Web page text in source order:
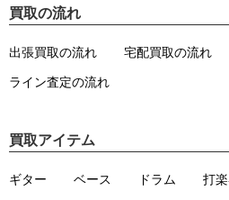
買取の流れ
出張買取の流れ 宅配買取の流れ
ライン査定の流れ
買取アイテム
ギター ベース ドラム 打